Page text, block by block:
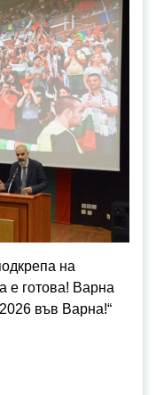
на
е готова! Варна
във Варна!“